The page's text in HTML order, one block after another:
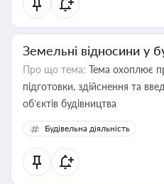
Земельні відносини у
Про що тема: Тема охоплює
підготовки, здійснення та
об’єктів будівництва
Будівельна діяльність